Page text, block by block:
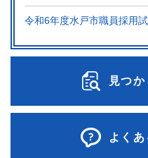
令和6年度水戸市職員採用
見つ
よく